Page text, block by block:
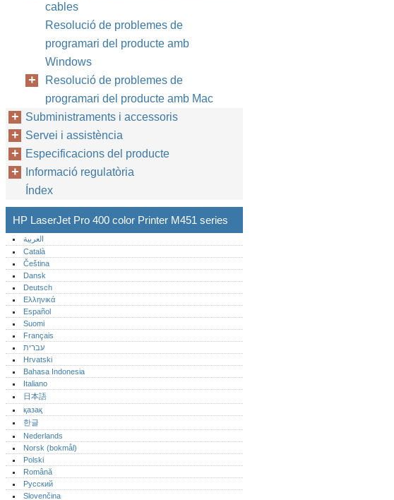
cables
Resolució de problemes de
programari del producte amb
Windows
Resolució de problemes de
programari del producte amb Mac
Subministraments i accessoris
Servei i assistència
Especificacions del producte
Informació regulatòria
Índex
HP LaserJet Pro 400 color Printer M451 series
العربية
Català
Čeština
Dansk
Deutsch
Ελληνικά
Español
Suomi
Français
עברית
Hrvatski
Bahasa Indonesia
Italiano
日本語
қазақ
한글
Nederlands
Norsk (bokmål)‎
Polski
Română
Русский
Slovenčina